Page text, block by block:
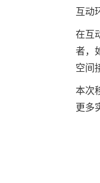
互动
在互
者，
空间
本次
更多